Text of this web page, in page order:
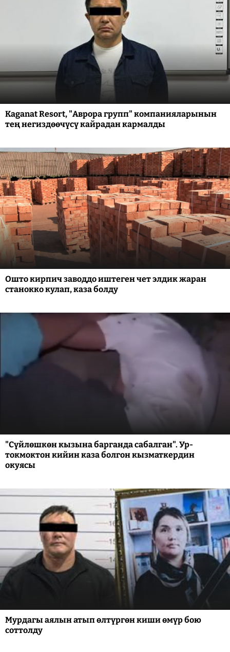
Kaganat Resort, "Аврора групп" компанияларынын
тең негиздөөчүсү кайрадан кармалды
Ошто кирпич заводдо иштеген чет элдик жаран
станокко кулап, каза болду
"Сүйлөшкөн кызына барганда сабалган". Ур-
токмоктон кийин каза болгон кызматкердин
окуясы
Мурдагы аялын атып өлтүргөн киши өмүр бою
соттолду